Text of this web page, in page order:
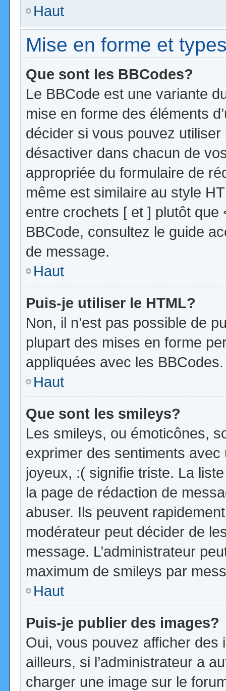
Haut
Mise en forme et
Que sont les BBCodes?
Le BBCode est une variante
mise en forme des éléments
décider si vous pouvez
désactiver dans chacun de
appropriée du formulaire de
même est similaire au style
entre crochets [ et ] plutôt que
BBCode, consultez le guide
de message.
Haut
Puis-je utiliser le HTML?
Non, il n’est pas possible de
plupart des mises en forme
appliquées avec les BBCodes.
Haut
Que sont les smileys?
Les smileys, ou émoticônes,
exprimer des sentiments
joyeux, :( signifie triste. La
la page de rédaction de
abuser. Ils peuvent
modérateur peut décider de
message. L’administrateur
maximum de smileys par
Haut
Puis-je publier des images?
Oui, vous pouvez afficher
ailleurs, si l’administrateur a
charger une image sur le